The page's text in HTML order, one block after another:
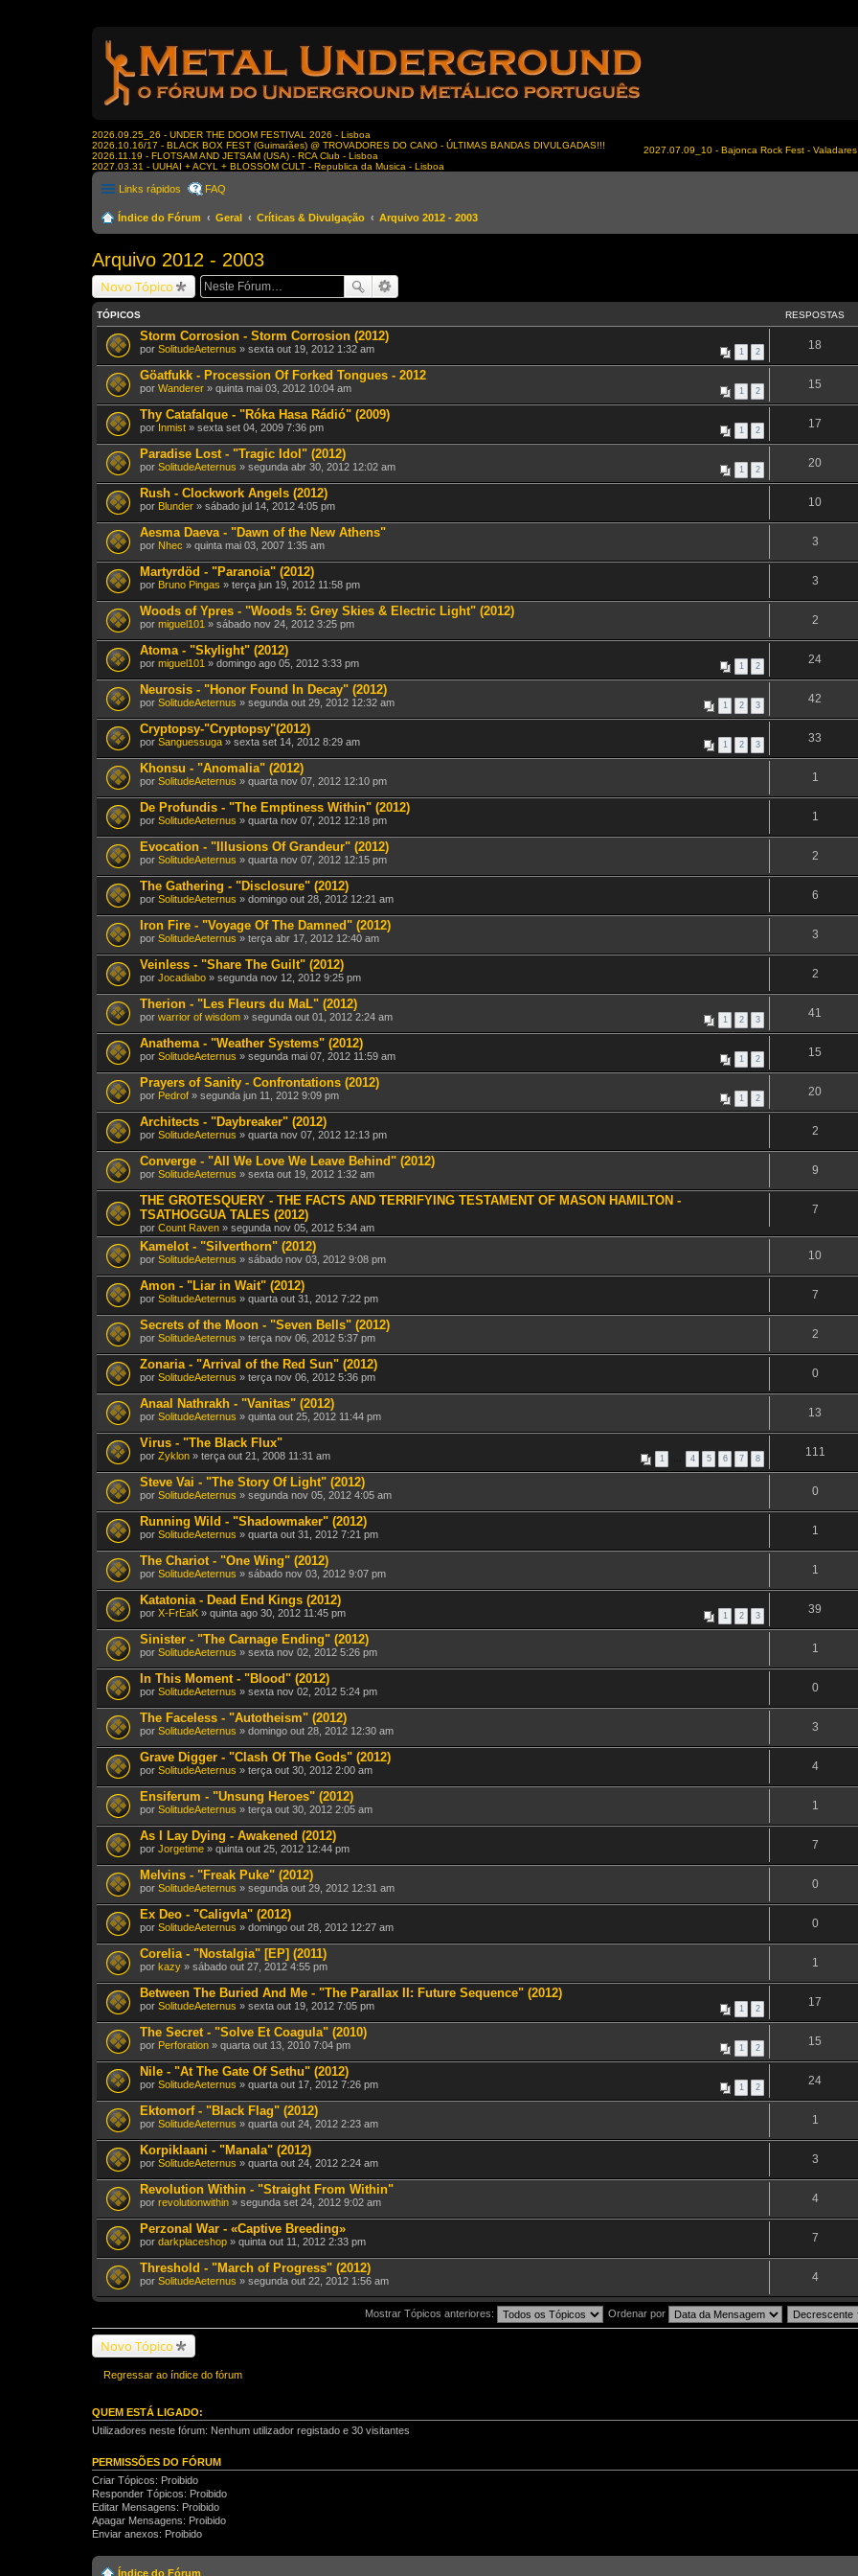
2026.09.25_26 - UNDER THE DOOM FESTIVAL 2026 - Lisboa
2026.10.16/17 - BLACK BOX FEST (Guimarães) @ TROVADORES DO CANO - ÚLTIMAS BANDAS DIVULGADAS!!!
2026.11.19 - FLOTSAM AND JETSAM (USA) - RCA Club - Lisboa
2027.03.31 - UUHAI + ACYL + BLOSSOM CULT - Republica da Musica - Lisboa
2027.07.09_10 - Bajonca Rock Fest -
Links rápidos FAQ
Índice do Fórum Geral Críticas & Divulgação Arquivo 2012 - 2003
Arquivo 2012 - 2003
Novo Tópico
TÓPICOS RESPOSTAS
Storm Corrosion - Storm Corrosion (2012)
1 2
por SolitudeAeternus » sexta out 19, 2012 1:32 am 18
Göatfukk - Procession Of Forked Tongues - 2012
1 2
por Wanderer » quinta mai 03, 2012 10:04 am 15
Thy Catafalque - "Róka Hasa Rádió" (2009)
1 2
por Inmist » sexta set 04, 2009 7:36 pm 17
Paradise Lost - "Tragic Idol" (2012)
1 2
por SolitudeAeternus » segunda abr 30, 2012 12:02 am 20
Rush - Clockwork Angels (2012)
por Blunder » sábado jul 14, 2012 4:05 pm 10
Aesma Daeva - "Dawn of the New Athens"
por Nhec » quinta mai 03, 2007 1:35 am 3
Martyrdöd - "Paranoia" (2012)
por Bruno Pingas » terça jun 19, 2012 11:58 pm 3
Woods of Ypres - "Woods 5: Grey Skies & Electric Light" (2012)
por miguel101 » sábado nov 24, 2012 3:25 pm 2
Atoma - "Skylight" (2012)
1 2
por miguel101 » domingo ago 05, 2012 3:33 pm 24
Neurosis - "Honor Found In Decay" (2012)
1 2 3
por SolitudeAeternus » segunda out 29, 2012 12:32 am 42
Cryptopsy-"Cryptopsy"(2012)
1 2 3
por Sanguessuga » sexta set 14, 2012 8:29 am 33
Khonsu - "Anomalia" (2012)
por SolitudeAeternus » quarta nov 07, 2012 12:10 pm 1
De Profundis - "The Emptiness Within" (2012)
por SolitudeAeternus » quarta nov 07, 2012 12:18 pm 1
Evocation - "Illusions Of Grandeur" (2012)
por SolitudeAeternus » quarta nov 07, 2012 12:15 pm 2
The Gathering - "Disclosure" (2012)
por SolitudeAeternus » domingo out 28, 2012 12:21 am 6
Iron Fire - "Voyage Of The Damned" (2012)
por SolitudeAeternus » terça abr 17, 2012 12:40 am 3
Veinless - "Share The Guilt" (2012)
por Jocadiabo » segunda nov 12, 2012 9:25 pm 2
Therion - "Les Fleurs du MaL" (2012)
1 2 3
por warrior of wisdom » segunda out 01, 2012 2:24 am 41
Anathema - "Weather Systems" (2012)
1 2
por SolitudeAeternus » segunda mai 07, 2012 11:59 am 15
Prayers of Sanity - Confrontations (2012)
1 2
por Pedrof » segunda jun 11, 2012 9:09 pm 20
Architects - "Daybreaker" (2012)
por SolitudeAeternus » quarta nov 07, 2012 12:13 pm 2
Converge - "All We Love We Leave Behind" (2012)
por SolitudeAeternus » sexta out 19, 2012 1:32 am 9
THE GROTESQUERY - THE FACTS AND TERRIFYING TESTAMENT OF MASON HAMILTON -
TSATHOGGUA TALES (2012)
por Count Raven » segunda nov 05, 2012 5:34 am
7
Kamelot - "Silverthorn" (2012)
por SolitudeAeternus » sábado nov 03, 2012 9:08 pm 10
Amon - "Liar in Wait" (2012)
por SolitudeAeternus » quarta out 31, 2012 7:22 pm 7
Secrets of the Moon - "Seven Bells" (2012)
por SolitudeAeternus » terça nov 06, 2012 5:37 pm 2
Zonaria - "Arrival of the Red Sun" (2012)
por SolitudeAeternus » terça nov 06, 2012 5:36 pm 0
Anaal Nathrakh - "Vanitas" (2012)
por SolitudeAeternus » quinta out 25, 2012 11:44 pm 13
Virus - "The Black Flux"
1 … 4 5 6 7 8
por Zyklon » terça out 21, 2008 11:31 am 111
Steve Vai - "The Story Of Light" (2012)
por SolitudeAeternus » segunda nov 05, 2012 4:05 am 0
Running Wild - "Shadowmaker" (2012)
por SolitudeAeternus » quarta out 31, 2012 7:21 pm 1
The Chariot - "One Wing" (2012)
por SolitudeAeternus » sábado nov 03, 2012 9:07 pm 1
Katatonia - Dead End Kings (2012)
1 2 3
por X-FrEaK » quinta ago 30, 2012 11:45 pm 39
Sinister - "The Carnage Ending" (2012)
por SolitudeAeternus » sexta nov 02, 2012 5:26 pm 1
In This Moment - "Blood" (2012)
por SolitudeAeternus » sexta nov 02, 2012 5:24 pm 0
The Faceless - "Autotheism" (2012)
por SolitudeAeternus » domingo out 28, 2012 12:30 am 3
Grave Digger - "Clash Of The Gods" (2012)
por SolitudeAeternus » terça out 30, 2012 2:00 am 4
Ensiferum - "Unsung Heroes" (2012)
por SolitudeAeternus » terça out 30, 2012 2:05 am 1
As I Lay Dying - Awakened (2012)
por Jorgetime » quinta out 25, 2012 12:44 pm 7
Melvins - "Freak Puke" (2012)
por SolitudeAeternus » segunda out 29, 2012 12:31 am 0
Ex Deo - "Caligvla" (2012)
por SolitudeAeternus » domingo out 28, 2012 12:27 am 0
Corelia - "Nostalgia" [EP] (2011)
por kazy » sábado out 27, 2012 4:55 pm 1
Between The Buried And Me - "The Parallax II: Future Sequence" (2012)
1 2
por SolitudeAeternus » sexta out 19, 2012 7:05 pm 17
The Secret - "Solve Et Coagula" (2010)
1 2
por Perforation » quarta out 13, 2010 7:04 pm 15
Nile - "At The Gate Of Sethu" (2012)
1 2
por SolitudeAeternus » quarta out 17, 2012 7:26 pm 24
Ektomorf - "Black Flag" (2012)
por SolitudeAeternus » quarta out 24, 2012 2:23 am 1
Korpiklaani - "Manala" (2012)
por SolitudeAeternus » quarta out 24, 2012 2:24 am 3
Revolution Within - "Straight From Within"
por revolutionwithin » segunda set 24, 2012 9:02 am 4
Perzonal War - «Captive Breeding»
por darkplaceshop » quinta out 11, 2012 2:33 pm 7
Threshold - "March of Progress" (2012)
por SolitudeAeternus » segunda out 22, 2012 1:56 am 4
Mostrar Tópicos anteriores: Ordenar por
Novo Tópico
Regressar ao índice do fórum
QUEM ESTÁ LIGADO:
Utilizadores neste fórum: Nenhum utilizador registado e 30 visitantes
PERMISSÕES DO FÓRUM
Criar Tópicos: Proibido
Responder Tópicos: Proibido
Editar Mensagens: Proibido
Apagar Mensagens: Proibido
Enviar anexos: Proibido
Índice do Fórum